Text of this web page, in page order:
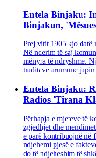
Entela Binjaku:
Binjakun,
Prej vitit 1905 kjo datë
Në nderim të saj
mënyra të ndryshme.
traditave arumune
Entela Binjaku:
Radios 'Tirana
Përhapja e mjeteve të
zgjedhjet dhe
e parë kontribuojnë në
ndjehemi pjesë e
do të ndjeheshim të